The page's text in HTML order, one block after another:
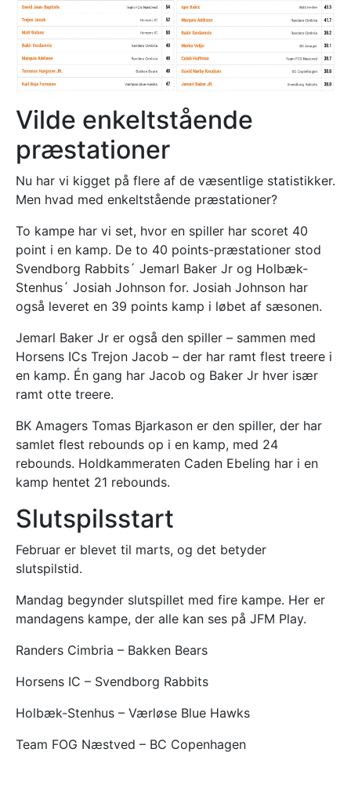
Vilde enkeltstående
præstationer
Nu har vi kigget på flere af de væsentlige statistikker.
Men hvad med enkeltstående præstationer?
To kampe har vi set, hvor en spiller har scoret 40
point i en kamp. De to 40 points-præstationer stod
Svendborg Rabbits´ Jemarl Baker Jr og Holbæk-
Stenhus´ Josiah Johnson for. Josiah Johnson har
også leveret en 39 points kamp i løbet af sæsonen.
Jemarl Baker Jr er også den spiller – sammen med
Horsens ICs Trejon Jacob – der har ramt flest treere i
en kamp. Én gang har Jacob og Baker Jr hver især
ramt otte treere.
BK Amagers Tomas Bjarkason er den spiller, der har
samlet flest rebounds op i en kamp, med 24
rebounds. Holdkammeraten Caden Ebeling har i en
kamp hentet 21 rebounds.
Slutspilsstart
Februar er blevet til marts, og det betyder
slutspilstid.
Mandag begynder slutspillet med fire kampe. Her er
mandagens kampe, der alle kan ses på JFM Play.
Randers Cimbria – Bakken Bears
Horsens IC – Svendborg Rabbits
Holbæk-Stenhus – Værløse Blue Hawks
Team FOG Næstved – BC Copenhagen